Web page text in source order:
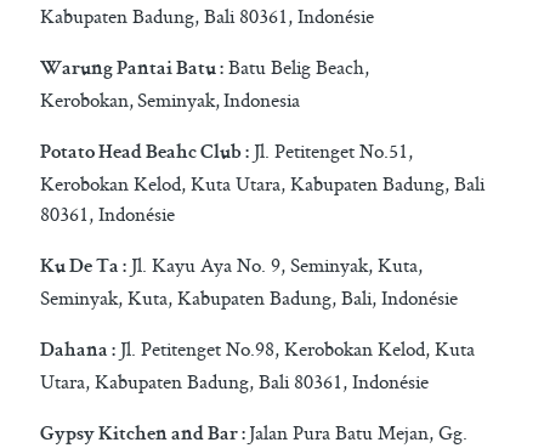
Kabupaten Badung, Bali 80361, Indonésie
Warung Pantai Batu : Batu Belig Beach,
Kerobokan, Seminyak, Indonesia
Potato Head Beahc Club : Jl. Petitenget No.51,
Kerobokan Kelod, Kuta Utara, Kabupaten Badung, Bali
80361, Indonésie
Ku De Ta : Jl. Kayu Aya No. 9, Seminyak, Kuta,
Seminyak, Kuta, Kabupaten Badung, Bali, Indonésie
Dahana : Jl. Petitenget No.98, Kerobokan Kelod, Kuta
Utara, Kabupaten Badung, Bali 80361, Indonésie
Gypsy Kitchen and Bar : Jalan Pura Batu Mejan, Gg.